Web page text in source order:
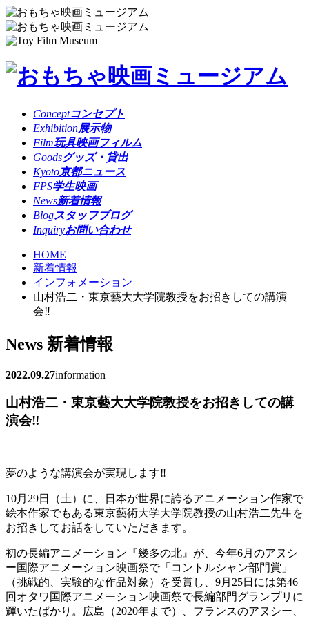
Conceptコンセプト
Exhibition展示物
Film玩具映画フィルム
Goodsグッズ・貸出
Kyoto京都ニュース
FPS学生映画
News新着情報
Blogスタッフブログ
Inquiryお問い合わせ
HOME
新着情報
インフォメーション
山村浩二・東京藝大大学院教授をお招きしての講演
会‼
News 新着情報
2022.09.27information
山村浩二・東京藝大大学院教授をお招きしての講
演会‼
夢のような講演会が実現します‼
10月29日（土）に、日本が世界に誇るアニメーション作家で
絵本作家でもある東京藝術大学大学院教授の山村浩二先生を
お招きしてお話をしていただきます。
初の長編アニメーション『幾多の北』が、今年6月のアヌシ
ー国際アニメーション映画祭で「コントルシャン部門賞」
（挑戦的、実験的な作品対象）を受賞し、9月25日には第46
回オタワ国際アニメーション映画祭で長編部門グランプリに
輝いたばかり。広島（2020年まで）、フランスのアヌシー、